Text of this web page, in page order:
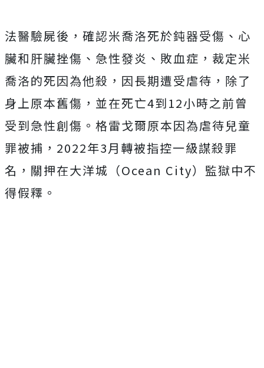
法醫驗屍後，確認米喬洛死於鈍器受傷、心
臟和肝臟挫傷、急性發炎、敗血症，裁定米
喬洛的死因為他殺，因長期遭受虐待，除了
身上原本舊傷，並在死亡4到12小時之前曾
受到急性創傷。格雷戈爾原本因為虐待兒童
罪被捕，2022年3月轉被指控一級謀殺罪
名，關押在大洋城（Ocean City）監獄中不
得假釋。